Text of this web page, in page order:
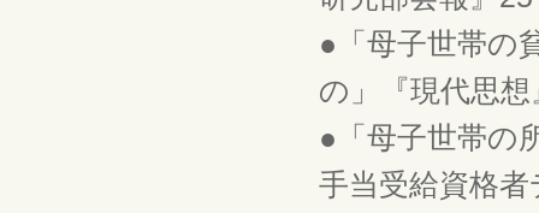
●「母子世帯の
の」『現代思
●「母子世帯の
手当受給資格